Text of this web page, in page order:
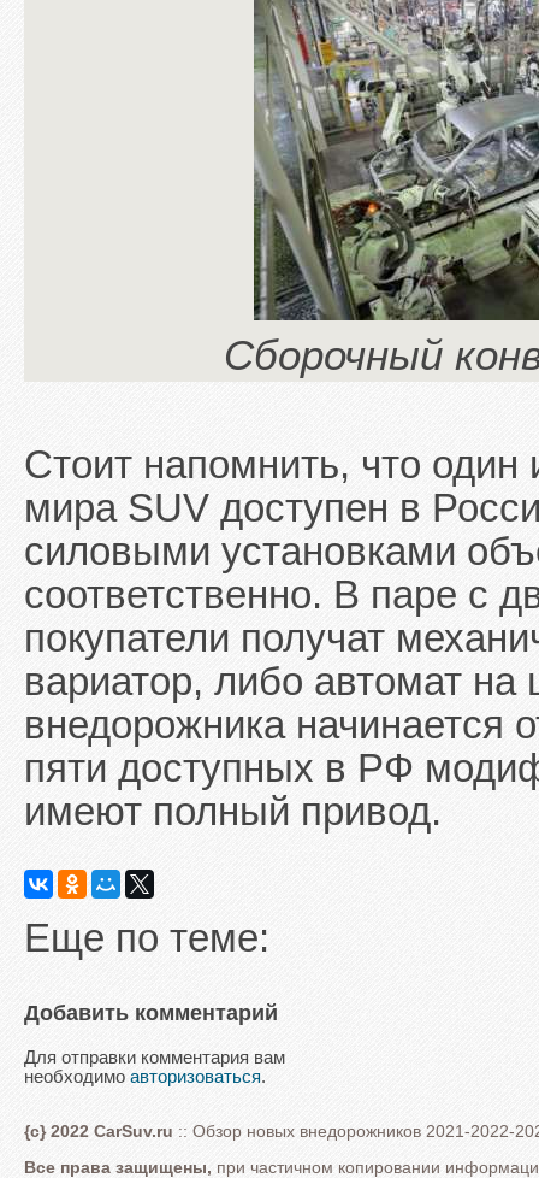
Сборочный
Стоит напомнить, что
мира SUV доступен в
силовыми установками
соответственно. В паре с
покупатели получат
вариатор, либо автомат
внедорожника начинается
пяти доступных в РФ
имеют полный привод.
Еще по теме:
Добавить комментарий
Для отправки комментария вам
необходимо авторизоваться.
{c} 2022 CarSuv.ru :: Обзор новых внедорожников 2021-2022-
Все права защищены, при частичном копировании